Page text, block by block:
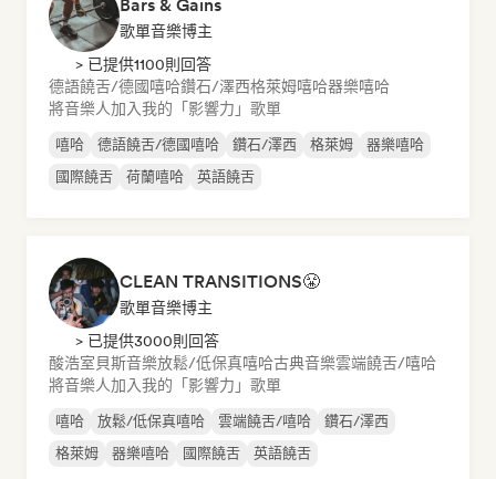
Bars & Gains
歌單音樂博主
> 已提供1100則回答
德語饒舌/德國嘻哈鑽石/澤西格萊姆嘻哈器樂嘻哈
將音樂人加入我的「影響力」歌單
嘻哈 德語饒舌/德國嘻哈 鑽石/澤西 格萊姆
器樂嘻哈
國際饒舌
荷蘭嘻哈 英語饒舌
CLEAN TRANSITIONS😤
歌單音樂博主
> 已提供3000則回答
酸浩室貝斯音樂放鬆/低保真嘻哈古典音樂雲端饒舌/嘻哈
將音樂人加入我的「影響力」歌單
嘻哈 放鬆/低保真嘻哈 雲端饒舌/嘻哈
鑽石/澤西
格萊姆
器樂嘻哈 國際饒舌 英語饒舌